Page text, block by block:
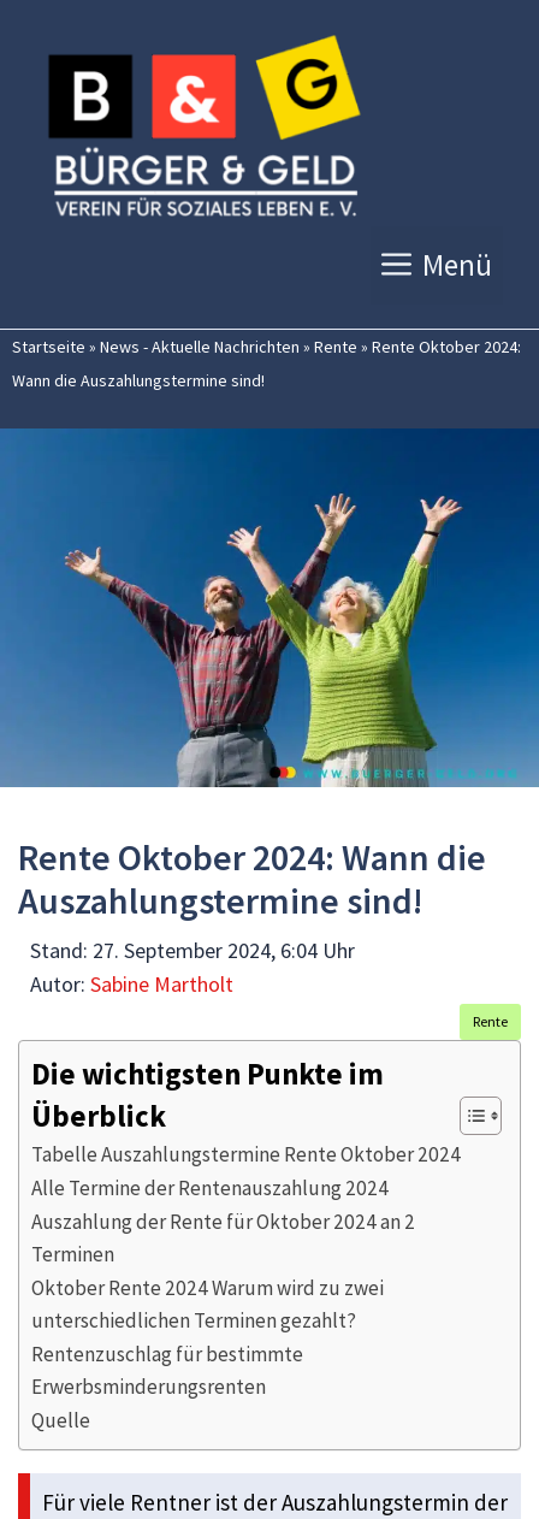
Inhalt
springen
Menü
Startseite » News - Aktuelle Nachrichten » Rente » Rente Oktober 2024:
Wann die Auszahlungstermine sind!
Rente Oktober 2024: Wann die
Auszahlungstermine sind!
Stand: 27. September 2024, 6:04 Uhr
Autor: Sabine Martholt
Rente
Die wichtigsten Punkte im
Überblick
Tabelle Auszahlungstermine Rente Oktober 2024
Alle Termine der Rentenauszahlung 2024
Auszahlung der Rente für Oktober 2024 an 2
Terminen
Oktober Rente 2024 Warum wird zu zwei
unterschiedlichen Terminen gezahlt?
Rentenzuschlag für bestimmte
Erwerbsminderungsrenten
Quelle
Für viele Rentner ist der Auszahlungstermin der